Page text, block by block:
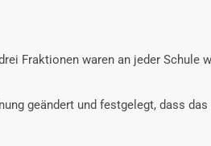
Fraktionen waren an jeder
geändert und festgelegt, dass